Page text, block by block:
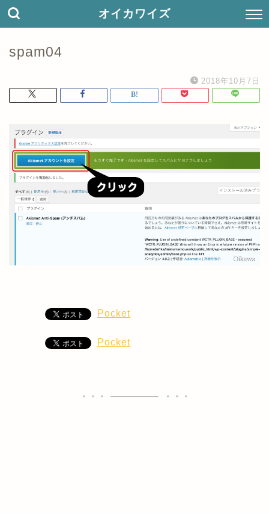
オイカワイズ
spam04
2018年10月7日
Pocket
Pocket